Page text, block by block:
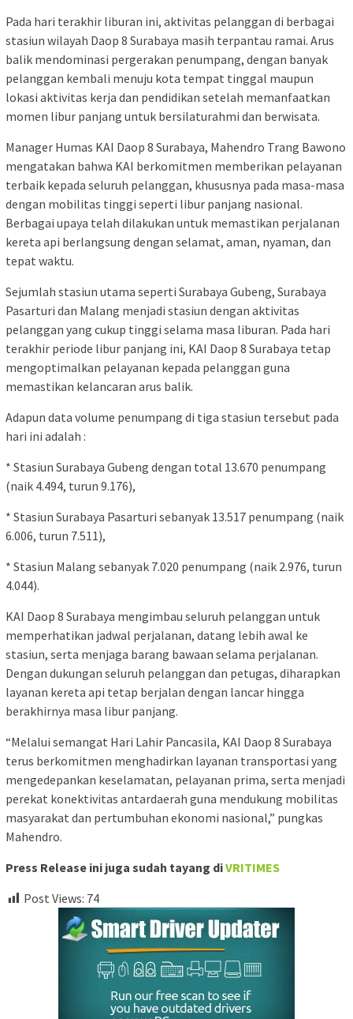
Pada hari terakhir liburan ini, aktivitas pelanggan di berbagai
stasiun wilayah Daop 8 Surabaya masih terpantau ramai. Arus
balik mendominasi pergerakan penumpang, dengan banyak
pelanggan kembali menuju kota tempat tinggal maupun
lokasi aktivitas kerja dan pendidikan setelah memanfaatkan
momen libur panjang untuk bersilaturahmi dan berwisata.
Manager Humas KAI Daop 8 Surabaya, Mahendro Trang Bawono
mengatakan bahwa KAI berkomitmen memberikan pelayanan
terbaik kepada seluruh pelanggan, khususnya pada masa-masa
dengan mobilitas tinggi seperti libur panjang nasional.
Berbagai upaya telah dilakukan untuk memastikan perjalanan
kereta api berlangsung dengan selamat, aman, nyaman, dan
tepat waktu.
Sejumlah stasiun utama seperti Surabaya Gubeng, Surabaya
Pasarturi dan Malang menjadi stasiun dengan aktivitas
pelanggan yang cukup tinggi selama masa liburan. Pada hari
terakhir periode libur panjang ini, KAI Daop 8 Surabaya tetap
mengoptimalkan pelayanan kepada pelanggan guna
memastikan kelancaran arus balik.
Adapun data volume penumpang di tiga stasiun tersebut pada
hari ini adalah :
* Stasiun Surabaya Gubeng dengan total 13.670 penumpang
(naik 4.494, turun 9.176),
* Stasiun Surabaya Pasarturi sebanyak 13.517 penumpang (naik
6.006, turun 7.511),
* Stasiun Malang sebanyak 7.020 penumpang (naik 2.976, turun
4.044).
KAI Daop 8 Surabaya mengimbau seluruh pelanggan untuk
memperhatikan jadwal perjalanan, datang lebih awal ke
stasiun, serta menjaga barang bawaan selama perjalanan.
Dengan dukungan seluruh pelanggan dan petugas, diharapkan
layanan kereta api tetap berjalan dengan lancar hingga
berakhirnya masa libur panjang.
“Melalui semangat Hari Lahir Pancasila, KAI Daop 8 Surabaya
terus berkomitmen menghadirkan layanan transportasi yang
mengedepankan keselamatan, pelayanan prima, serta menjadi
perekat konektivitas antardaerah guna mendukung mobilitas
masyarakat dan pertumbuhan ekonomi nasional,” pungkas
Mahendro.
Press Release ini juga sudah tayang diVRITIMES
Post Views: 74